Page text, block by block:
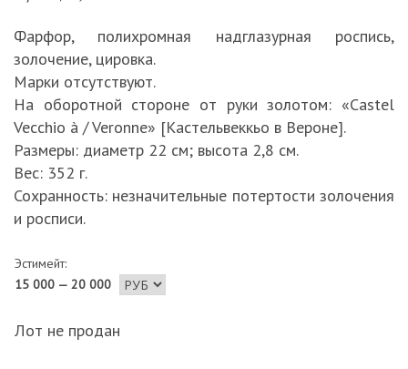
Фарфор, полихромная надглазурная роспись,
золочение, цировка.
Марки отсутствуют.
На оборотной стороне от руки золотом: «Castel
Vecchio à / Veronne» [Кастельвеккьо в Вероне].
Размеры: диаметр 22 см; высота 2,8 см.
Вес: 352 г.
Сохранность: незначительные потертости золочения
и росписи.
Эстимейт:
15 000 — 20 000
Лот не продан